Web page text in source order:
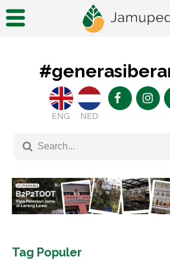
ENG NED
Tag Populer